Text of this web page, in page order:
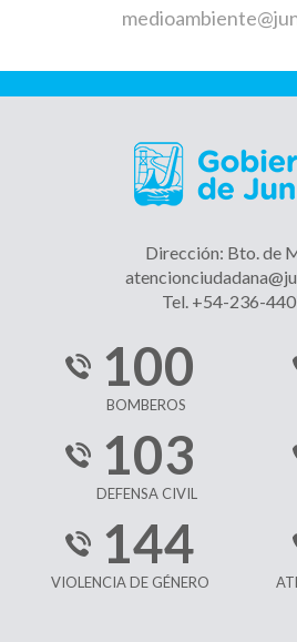
Dirección: Bto. de
Tel. +54-236-
100
BOMBEROS
103
DEFENSA CIVIL
144
VIOLENCIA DE GÉNERO